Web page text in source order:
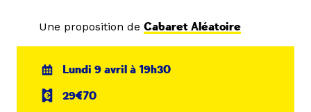
Une proposition de Cabaret Aléatoire
Lundi 9 avril à 19h30
29€70